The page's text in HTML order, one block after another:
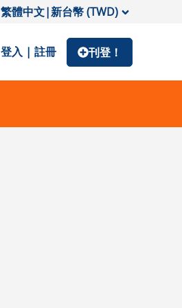
繁體中文|新台幣 (TWD)
登入 | 註冊 刊登！